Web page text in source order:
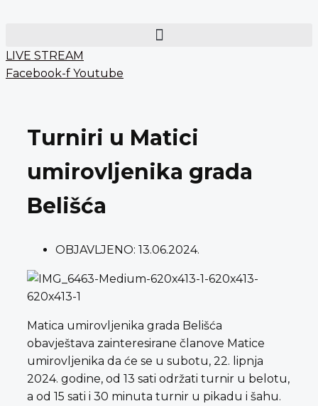
sadržaj
LIVE STREAM
Facebook-f Youtube
Turniri u Matici
umirovljenika grada
Belišća
OBJAVLJENO: 13.06.2024.
Matica umirovljenika grada Belišća
obavještava zainteresirane članove Matice
umirovljenika da će se u subotu, 22. lipnja
2024. godine, od 13 sati održati turnir u belotu,
a od 15 sati i 30 minuta turnir u pikadu i šahu.